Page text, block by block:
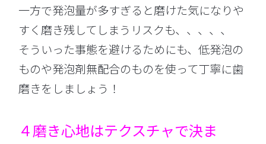
一方で発泡量が多すぎると磨けた気になりや
すく磨き残してしまうリスクも、、、、、
そういった事態を避けるためにも、低発泡の
ものや発泡剤無配合のものを使って丁寧に歯
磨きをしましょう！
４磨き心地はテクスチャで決ま